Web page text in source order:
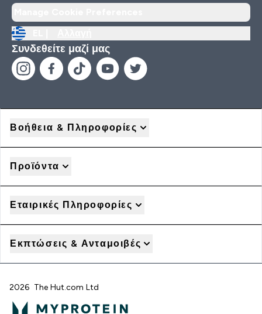
Συνδεθείτε μαζί μας
Βοήθεια & Πληροφορίες
Προϊόντα
Εταιρικές Πληροφορίες
Εκπτώσεις & Ανταμοιβές
2026 The Hut.com Ltd